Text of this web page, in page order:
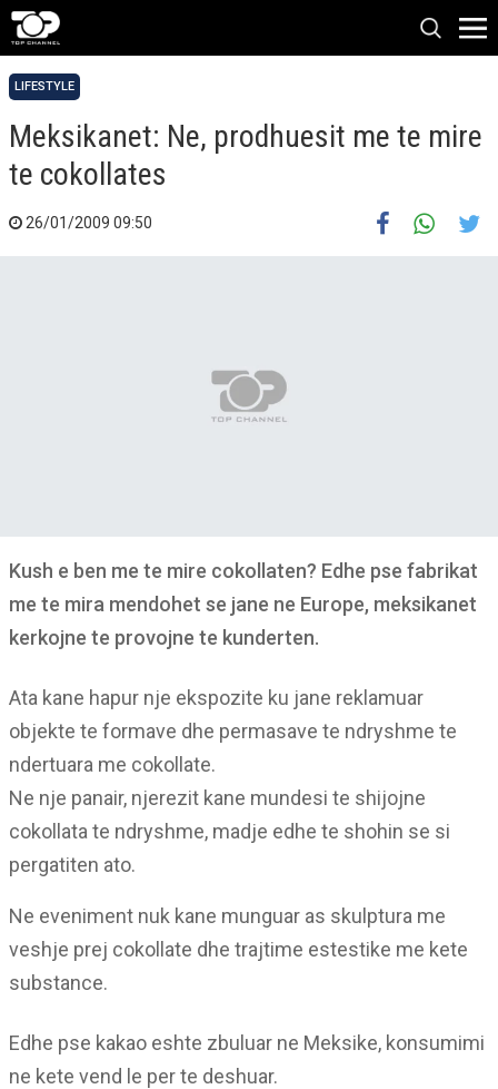
LIFESTYLE
Meksikanet: Ne, prodhuesit me te mire
te cokollates
26/01/2009 09:50
Kush e ben me te mire cokollaten? Edhe pse fabrikat
me te mira mendohet se jane ne Europe, meksikanet
kerkojne te provojne te kunderten.
Ata kane hapur nje ekspozite ku jane reklamuar
objekte te formave dhe permasave te ndryshme te
ndertuara me cokollate.
Ne nje panair, njerezit kane mundesi te shijojne
cokollata te ndryshme, madje edhe te shohin se si
pergatiten ato.
Ne eveniment nuk kane munguar as skulptura me
veshje prej cokollate dhe trajtime estestike me kete
substance.
Edhe pse kakao eshte zbuluar ne Meksike, konsumimi
ne kete vend le per te deshuar.